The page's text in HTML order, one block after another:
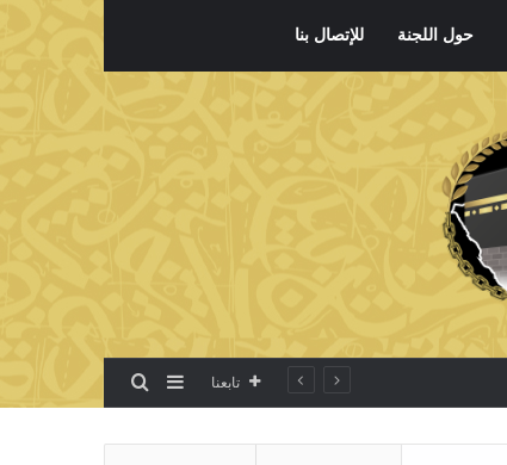
حول اللجنة للإتصال بنا
تابعنا إضافة عمود جانبي
بحث عن